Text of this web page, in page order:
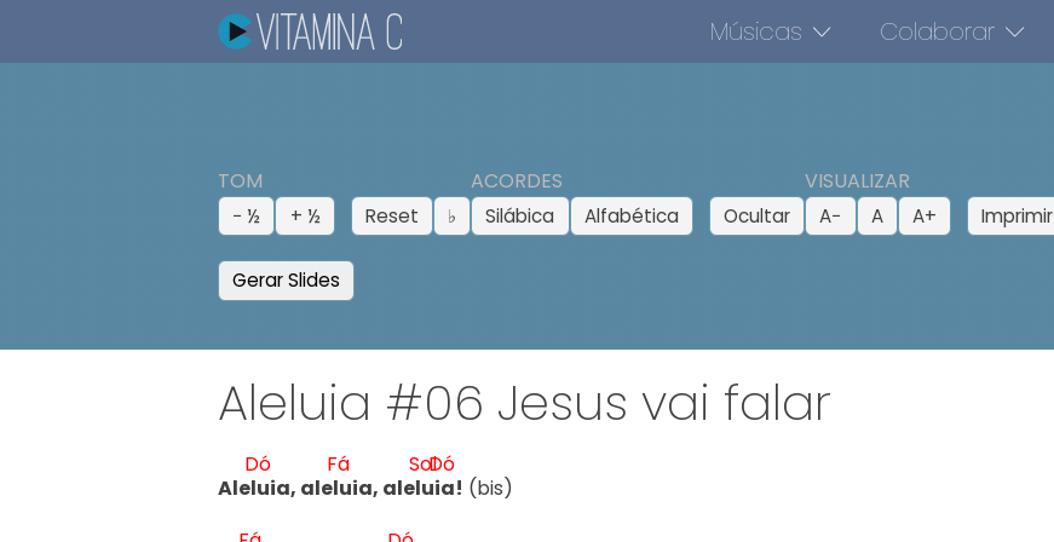
Músicas Colaborar
TOM
− ½ + ½ Reset ♭
ACORDES
Silábica Alfabética Ocultar
VISUALIZAR
A− A A+ Imprimir
Gerar Slides
Aleluia #06 Jesus vai falar
Alel
Dó
uia, alel
Fá
uia, alel
Sol
ui
Dó
a! (bis)